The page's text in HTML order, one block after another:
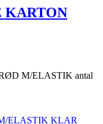
KARTON
M/ELASTIK antal